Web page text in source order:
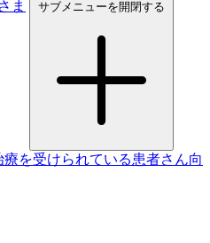
ま サブメニューを開閉する
を受けられている患者さん向